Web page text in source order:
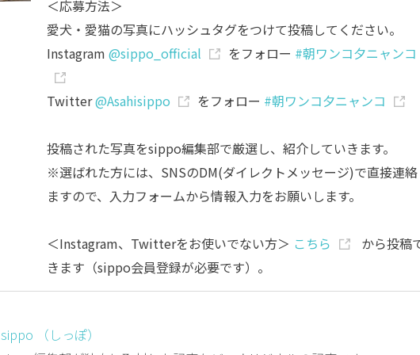
＜応募方法＞
愛犬・愛猫の写真にハッシュタグをつけて投稿してください。
Instagram @sippo_official をフォロー #朝ワンコ夕ニャンコ
Twitter@Asahisippo をフォロー #朝ワンコ夕ニャンコ
投稿された写真をsippo編集部で厳選し、紹介していきます。
※選ばれた方には、SNSのDM(ダイレクトメッセージ)で直接連
ますので、入力フォームから情報入力をお願いします。
＜Instagram、Twitterをお使いでない方＞ こちら
から投稿
きます（sippo会員登録が必要です）。
sippo （しっぽ）